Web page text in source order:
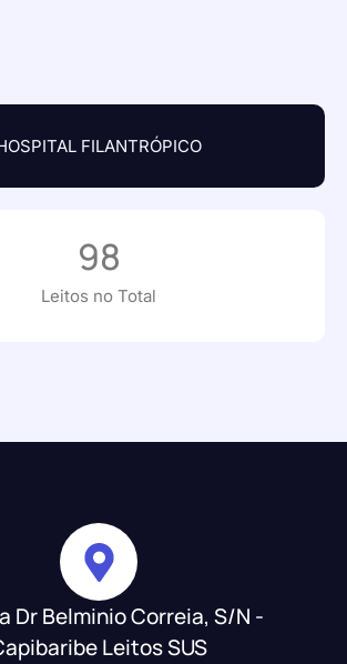
FILANTRÓPICO
Leitos no Total
98
Dr Belminio Correia, S/N -
Leitos SUS